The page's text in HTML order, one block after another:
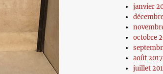
janvier
octobre
août 2017
juillet